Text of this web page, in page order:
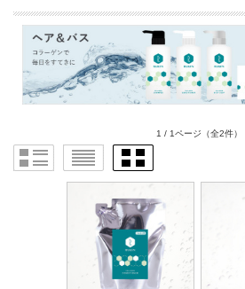
1 / 1ページ （全2件）